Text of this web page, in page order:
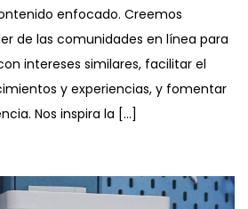
enfocado. Creemos
de las comunidades en línea para
intereses similares, facilitar el
y experiencias, y fomentar
Nos inspira la […]